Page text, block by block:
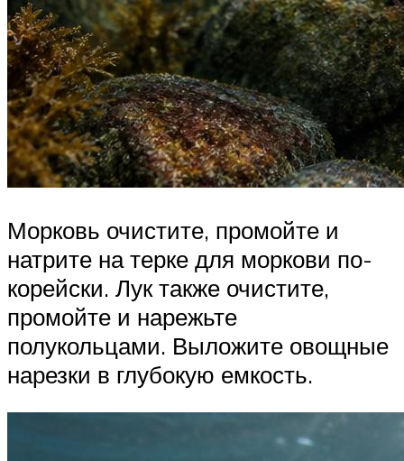
Морковь очистите, промойте и
натрите на терке для моркови по-
корейски. Лук также очистите,
промойте и нарежьте
полукольцами. Выложите овощные
нарезки в глубокую емкость.